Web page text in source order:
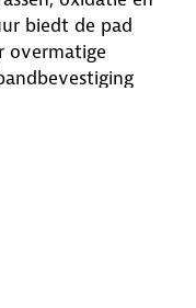
biedt de pad
overmatige
dual action als